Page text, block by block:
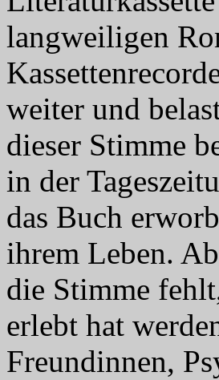
langweiligen
weiter und
dieser Stimme
in der
das Buch
ihrem Leben.
die Stimme
erlebt hat
Freundinnen,